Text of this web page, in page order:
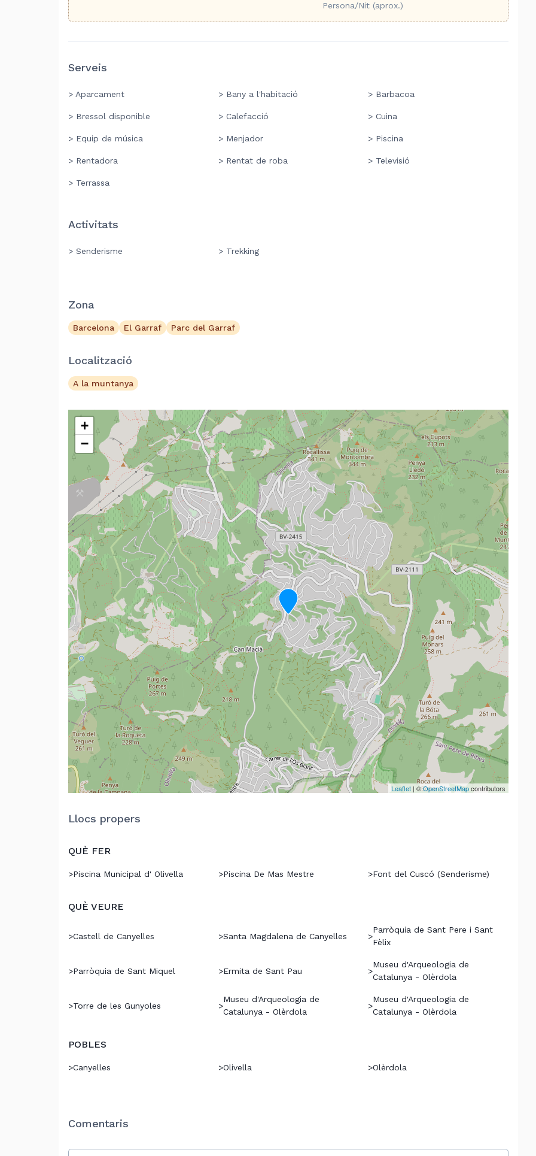
Persona/Nit (aprox.)
Serveis
> Aparcament > Bany a l'habitació > Barbacoa
> Bressol disponible > Calefacció > Cuina
> Equip de música > Menjador > Piscina
> Rentadora > Rentat de roba > Televisió
> Terrassa
Activitats
> Senderisme > Trekking
Zona
Barcelona El Garraf Parc del Garraf
Localització
A la muntanya
+
−
Leaflet | ©OpenStreetMapcontributors
Llocs propers
QUÈ FER
>Piscina Municipal d' Olivella >Piscina De Mas Mestre >Font del Cuscó (Senderisme)
QUÈ VEURE
>Castell de Canyelles >Santa Magdalena de Canyelles >
Parròquia de Sant Pere i Sant
Fèlix
>Parròquia de Sant Miquel >Ermita de Sant Pau >
Museu d'Arqueologia de
Catalunya - Olèrdola
>Torre de les Gunyoles >
Museu d'Arqueologia de
Catalunya - Olèrdola
>
Museu d'Arqueologia de
Catalunya - Olèrdola
POBLES
>Canyelles >Olivella >Olèrdola
Comentaris